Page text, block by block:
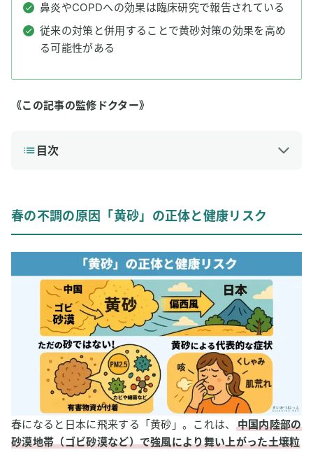
鼻炎やCOPDへの効果は臨床研究で報告されている
従来の対策と併用することで黄砂対策の効果を高め
る可能性がある
《この記事の監修ドクター》
目次
「水素吸入」って何？期待される効果とは
水素吸入は黄砂による不調の改善に役立つ？
黄砂ダメージの元凶「酸化ストレス」と「炎症」
水素の「抗酸化・抗炎症作用」が役立つ可能性
具体的にどんな効果が期待できる？研究データを紐解く
水素吸入は黄砂による不調の改善に役立つ可能性まとめ
水素吸入を行う方法とその際の注意点
水素吸入を行う方法は2通り
春の不調の原因「黄砂」の正体と健康リスク
春になると日本に飛来する「黄砂」。これは、
中国内陸部の
砂漠地帯（ゴビ砂漠など）で強風により舞い上がった土壌粒